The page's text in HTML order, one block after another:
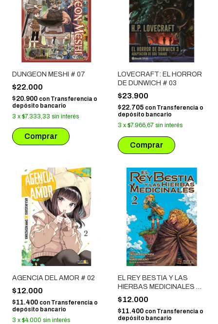
DUNGEON MESHI # 07
$22.000
$20.900 con Transferencia o
depósito bancario
3 x $7.333,33 sin interés
LOVECRAFT: EL HORROR
DE DUNWICH # 03
$23.900
$22.705 con Transferencia o
depósito bancario
3 x $7.966,67 sin interés
AGENCIA DEL AMOR # 02
$12.000
$11.400 con Transferencia o
depósito bancario
3 x $4.000 sin interés
EL REY BESTIA Y LAS
HIERBAS MEDICINALES #
02
$12.000
$11.400 con Transferencia o
depósito bancario